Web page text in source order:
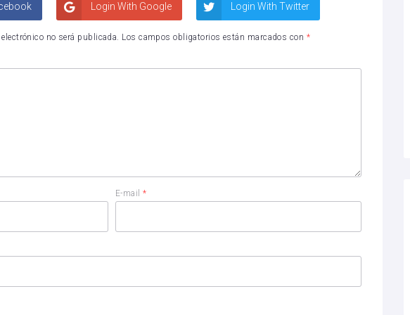
Login With Google Login With Twitter
no será publicada. Los campos obligatorios están marcados con *
E-mail*